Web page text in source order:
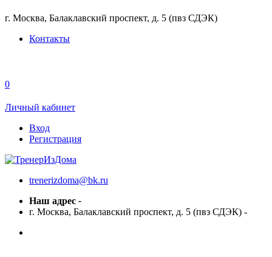
г. Москва, Балаклавский проспект, д. 5 (пвз СДЭК)
Контакты
0
Личный кабинет
Вход
Регистрация
trenerizdoma@bk.ru
Наш адрес -
г. Москва, Балаклавский проспект, д. 5 (пвз СДЭК) -